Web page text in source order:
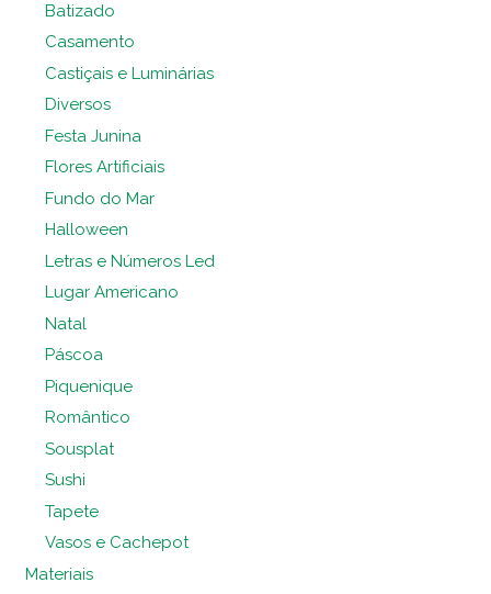
Batizado
Casamento
Castiçais e Luminárias
Diversos
Festa Junina
Flores Artificiais
Fundo do Mar
Halloween
Letras e Números Led
Lugar Americano
Natal
Páscoa
Piquenique
Romântico
Sousplat
Sushi
Tapete
Vasos e Cachepot
Materiais